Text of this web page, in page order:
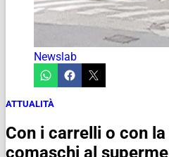
Newslab
ATTUALITÀ
Con i carrelli o con
comaschi al